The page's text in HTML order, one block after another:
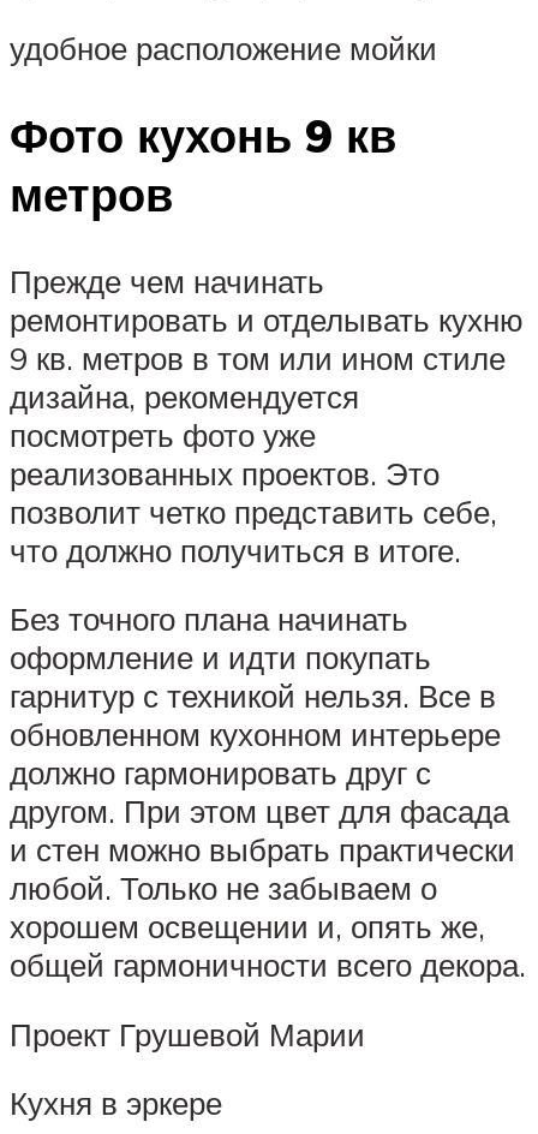
удобное расположение мойки
Фото кухонь 9 кв
метров
Прежде чем начинать
ремонтировать и отделывать кухню
9 кв. метров в том или ином стиле
дизайна, рекомендуется
посмотреть фото уже
реализованных проектов. Это
позволит четко представить себе,
что должно получиться в итоге.
Без точного плана начинать
оформление и идти покупать
гарнитур с техникой нельзя. Все в
обновленном кухонном интерьере
должно гармонировать друг с
другом. При этом цвет для фасада
и стен можно выбрать практически
любой. Только не забываем о
хорошем освещении и, опять же,
общей гармоничности всего декора.
Проект Грушевой Марии
Кухня в эркере